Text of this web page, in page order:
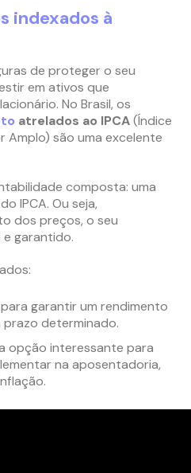
indexados à
de proteger o seu
em ativos que
No Brasil, os
atrelados ao IPCA(Índice
Amplo) são uma excelente
composta: uma
IPCA. Ou seja,
dos preços, o seu
garantido.
para garantir um rendimento
determinado.
opção interessante para
na aposentadoria,